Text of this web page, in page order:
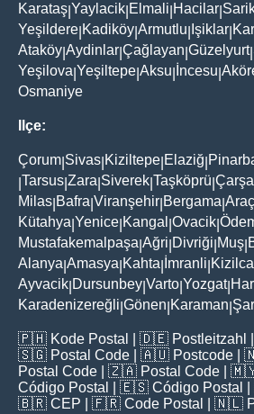
Karataş Yaylacik Elmali Hacilar
Yeşildere Kadiköy Armutlu Işiklar
Ataköy Aydinlar Çağlayan Güzelyurt|
Yeşilova Yeşiltepe Aksu İncesu
Osmaniye
Ilçe:
Çorum Sivas Kiziltepe Elaziğ
Tarsus Zara Siverek Taşköprü
Milas Bafra Viranşehir Bergama Araç
Kütahya Yenice Kangal Ovacik
Mustafakemalpaşa Ağri Divriği Muş
Alanya Amasya Kahta İmranli
Ayvacik Dursunbey Varto Yozgat|
Karadenizereğli Gönen Karaman
🇵🇭 Kode Postal | 🇩🇪 Postleitzahl
🇸🇬 Postal Code | 🇦🇺 Postcode |
Postal Code | 🇿🇦 Postal Code |
Código Postal
| 🇪🇸 Código Postal
🇧🇷 CEP | 🇫🇷 Code Postal | 🇳🇱